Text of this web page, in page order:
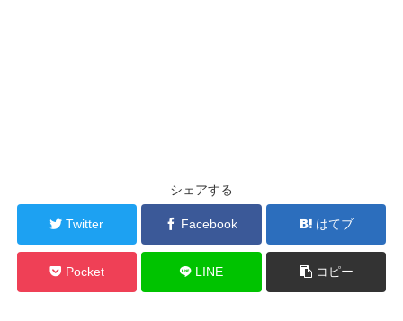
シェアする
Twitter Facebook はてブ
Pocket LINE コピー